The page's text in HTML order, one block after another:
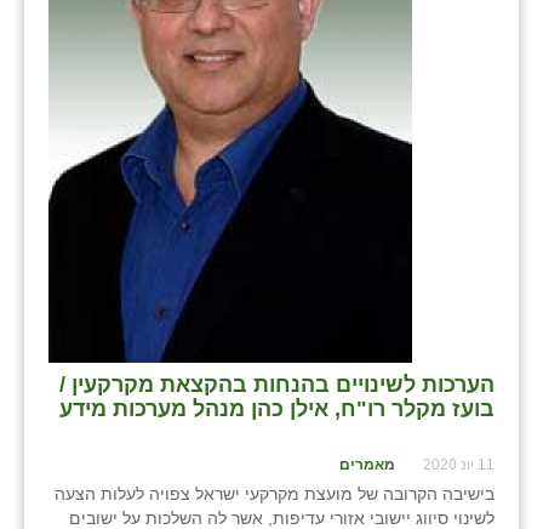
הערכות לשינויים בהנחות בהקצאת מקרקעין /
בועז מקלר רו"ח, אילן כהן מנהל מערכות מידע
11 יונ 2020 מאמרים
בישיבה הקרובה של מועצת מקרקעי ישראל צפויה לעלות הצעה
לשינוי סיווג יישובי אזורי עדיפות, אשר לה השלכות על ישובים